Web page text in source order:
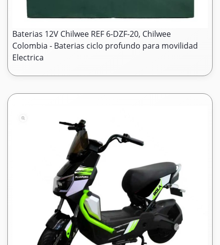
Baterias 12V Chilwee REF 6-DZF-20, Chilwee
Colombia - Baterias ciclo profundo para movilidad
Electrica